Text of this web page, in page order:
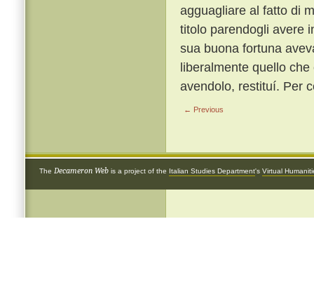
agguagliare al fatto di
titolo parendogli avere
sua buona fortuna
liberalmente quello
avendolo, restituí. Per
← Previous
The Decameron Web is a project of the Italian Studies Department's Virtual